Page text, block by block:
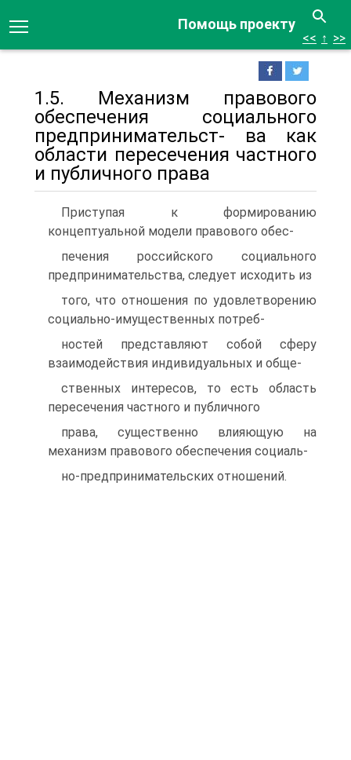
Помощь проекту
<< ↑ >>
1.5. Механизм правового
обеспечения социального
предпринимательст- ва как
области пересечения частного
и публичного права
Приступая к формированию
концептуальной модели правового обес-
печения российского социального
предпринимательства, следует исходить из
того, что отношения по удовлетворению
социально-имущественных потреб-
ностей представляют собой сферу
взаимодействия индивидуальных и обще-
ственных интересов, то есть область
пересечения частного и публичного
права, существенно влияющую на
механизм правового обеспечения социаль-
но-предпринимательских отношений.